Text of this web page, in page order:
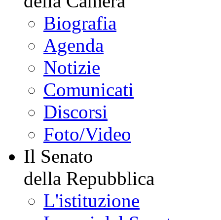
Biografia
Agenda
Notizie
Comunicati
Discorsi
Foto/Video
Il Senato
della Repubblica
L'istituzione